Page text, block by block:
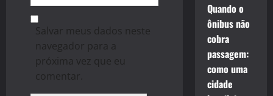
Salvar meus dados neste
navegador para a
próxima vez que eu
comentar.
Quando o
ônibus não
cobra
passagem:
como uma
cidade